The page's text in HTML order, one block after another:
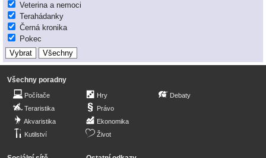
Veterina a nemoci
Terahádanky
Černá kronika
Pokec
Všechny poradny
Počítače
Teraristika
Akvaristika
Kutilství
Hry
Právo
Ekonomika
Život
Debaty